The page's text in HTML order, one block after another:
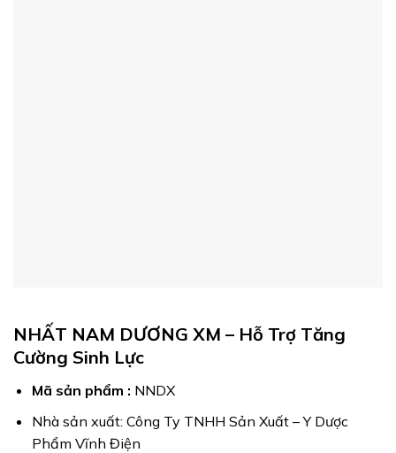
NHẤT NAM DƯƠNG XM – Hỗ Trợ Tăng
Cường Sinh Lực
Mã sản phẩm : NNDX
Nhà sản xuất: Công Ty TNHH Sản Xuất – Y Dược
Phẩm Vĩnh Điện